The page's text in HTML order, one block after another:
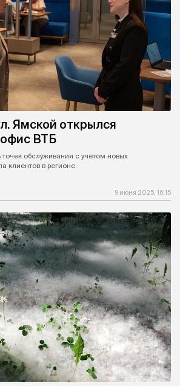
Ямской открылся
ВТБ
точек обслуживания с учетом новых
клиентов в регионе.
9 июня 2025, 16:15